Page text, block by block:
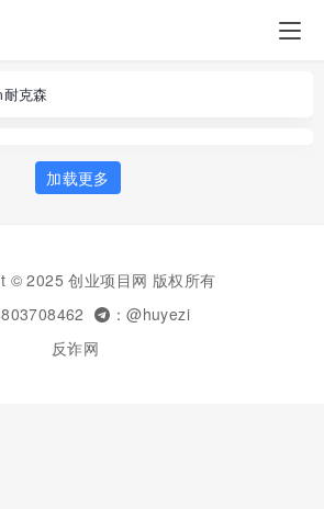
克森
加载更多
© 2025 创业项目网 版权所有
：@huyezi
反诈网